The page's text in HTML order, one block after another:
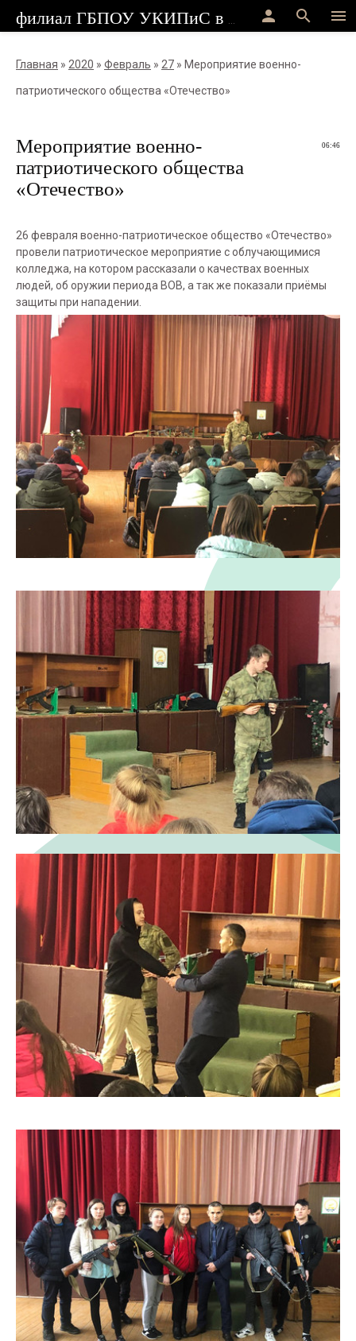
menu
search
person
Главная » 2020 » Февраль » 27 » Мероприятие военно-
патриотического общества «Отечество»
06:46
Мероприятие военно-
патриотического общества
«Отечество»
26 февраля военно-патриотическое общество «Отечество»
провели патриотическое мероприятие с облучающимися
колледжа, на котором рассказали о качествах военных
людей, об оружии периода ВОВ, а так же показали приёмы
защиты при нападении.